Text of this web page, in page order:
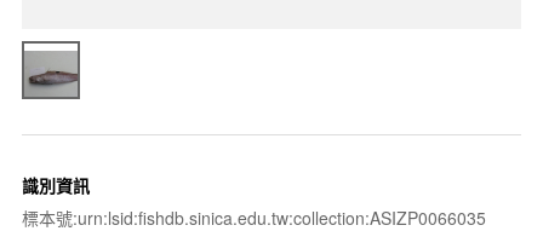
識別資訊
標本號:urn:lsid:fishdb.sinica.edu.tw:collection:ASIZP0066035